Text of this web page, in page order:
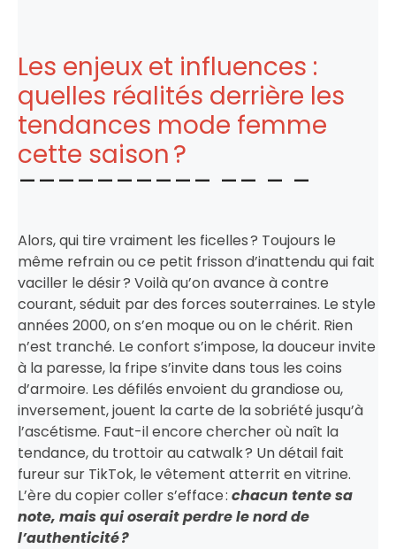
Les enjeux et influences :
quelles réalités derrière les
tendances mode femme
cette saison ?
Alors, qui tire vraiment les ficelles ? Toujours le
même refrain ou ce petit frisson d’inattendu qui fait
vaciller le désir ? Voilà qu’on avance à contre
courant, séduit par des forces souterraines. Le style
années 2000, on s’en moque ou on le chérit. Rien
n’est tranché. Le confort s’impose, la douceur invite
à la paresse, la fripe s’invite dans tous les coins
d’armoire. Les défilés envoient du grandiose ou,
inversement, jouent la carte de la sobriété jusqu’à
l’ascétisme. Faut-il encore chercher où naît la
tendance, du trottoir au catwalk ? Un détail fait
fureur sur TikTok, le vêtement atterrit en vitrine.
L’ère du copier coller s’efface : chacun tente sa
note, mais qui oserait perdre le nord de
l’authenticité ?